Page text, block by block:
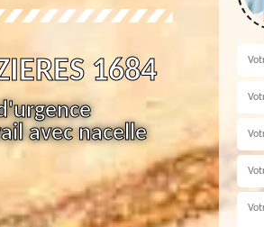
1684
avec nacelle